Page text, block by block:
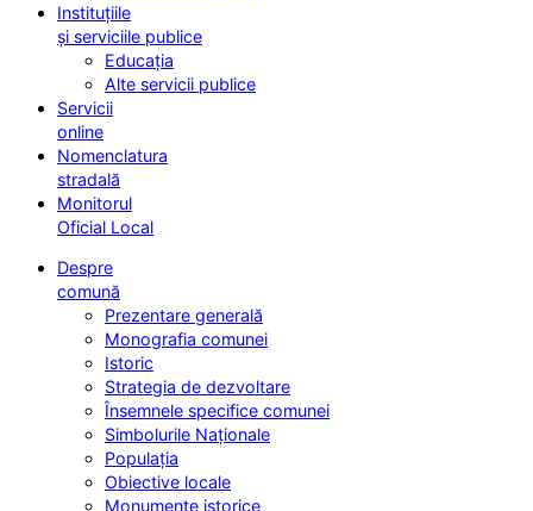
Instituțiile
și serviciile publice
Educația
Alte servicii publice
Servicii
online
Nomenclatura
stradală
Monitorul
Oficial Local
Despre
comună
Prezentare generală
Monografia comunei
Istoric
Strategia de dezvoltare
Însemnele specifice comunei
Simbolurile Naționale
Populația
Obiective locale
Monumente istorice